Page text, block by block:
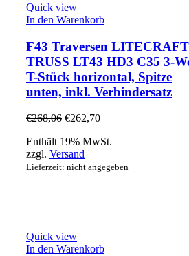
Quick view
In den Warenkorb
F43 Traversen LITECRAFT
TRUSS LT43 HD3 C35 3-
T-Stück horizontal, Spitze
unten, inkl. Verbindersatz
€268,06 €262,70
Enthält 19% MwSt.
zzgl. Versand
Lieferzeit: nicht angegeben
Quick view
In den Warenkorb